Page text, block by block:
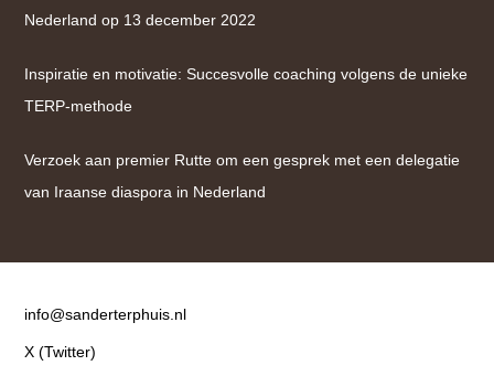
Nederland op 13 december 2022
Inspiratie en motivatie: Succesvolle coaching volgens de unieke
TERP-methode
Verzoek aan premier Rutte om een gesprek met een delegatie
van Iraanse diaspora in Nederland
Contact
info@sanderterphuis.nl
X (Twitter)